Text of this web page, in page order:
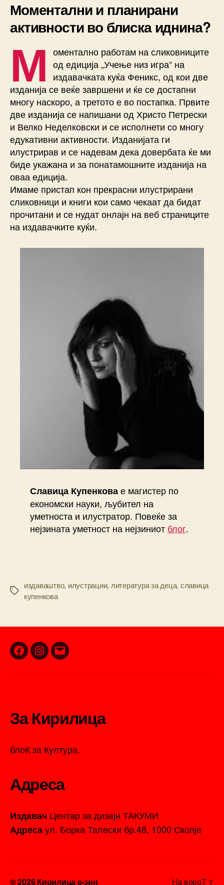
Моментални и планирани
активности во блиска иднина?
М оментално работам на сликовниците
од едиција „Учење низ игра“ на
издавачката куќа Феникс, од кои две
изданија се веќе завршени и ќе се достапни
многу наскоро, а третото е во постапка. Првите
две изданија се напишани од Христо Петрески
и Велко Неделковски и се исполнети со многу
едукативни активности. Изданијата ги
илустрирав и се надевам дека довербата ќе ми
биде укажана и за понатамошните изданија на
оваа едиција.
Имаме пристап кон прекрасни илустрирани
сликовници и книги кои само чекаат да бидат
прочитани и се нудат онлајн на веб страниците
на издавачките куќи.
Славица Купенковае магистер по
економски науки, љубител на
уметноста и илустратор. Повеќе за
нејзината уметност на нејзиниот блог.
Tags
издаваштво, илустрации, литература за деца, славица
купенкова
Facebook
Instagram
Email
За Кирилица
блоК за Култура.
Адреса
Издавач Центар за дизајн ТАКУМИ
Адресаул. Борка Талески бр.48, 1000 Скопје
© 2026Кирилица е-зин На врвоТ ↑